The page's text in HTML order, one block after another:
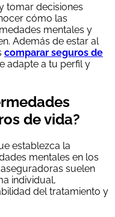
tomar decisiones
cómo las
mentales y
Además de estar al
comparar seguros de
adapte a tu perfil y
de vida?
establezca la
mentales en los
suelen
individual,
del tratamiento y